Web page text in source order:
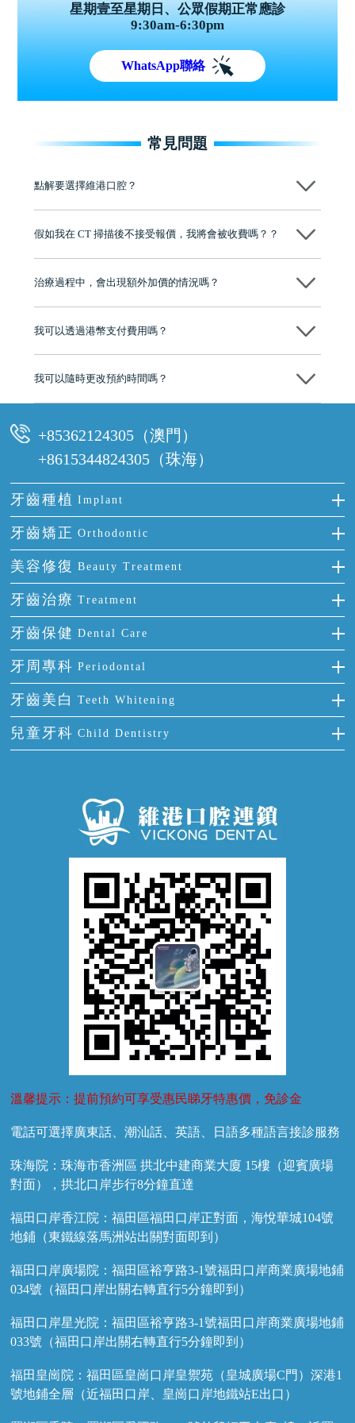
星期壹至星期日、公眾假期正常應診
9:30am-6:30pm
WhatsApp聯絡
常見問題
點解要選擇維港口腔？
牌」、「2025香港企業領袖品牌」，是諾貝爾種植系統全球放心植牙中
至今已服務超過三十個國家和地區的顧客，受到粵港澳大灣區及周邊城
有咨詢及服務保障中心，有任何問題都可以隨時預約免費咨詢，讓人十
假如我在 CT 掃描後不接受報價，我將會被收費嗎？？
治療過程中，會出現額外加價的情況嗎？
我可以透過港幣支付費用嗎？
可以。維港口腔會按照當日匯率轉算收取費用，而匯率會及時告知客人
我可以隨時更改預約時間嗎？
+85362124305（澳門）
+8615344824305（珠海）
牙齒種植 Implant
種牙
單顆牙缺失
門牙缺失
多顆牙缺失
半口缺失
全口缺失
牙齒矯正 Orthodontic
隱形箍牙
前牙反頜
牙齒擁擠
牙齒前突
牙齒稀疏
美容修復 Beauty Treatment
全瓷牙
烤瓷牙
氟斑牙
四環素牙
活動假牙
牙貼面
牙齒治療 Treatment
補牙
智齒
根管治療
拔牙
牙痛
牙齒保健 Dental Care
正確刷牙
全國愛牙日
預防牙病
牙科通識
牙周專科 Periodontal
牙周炎
牙齦出血
牙齦炎
牙齦萎縮
牙齒美白 Teeth Whitening
冷光美白
兒童牙科 Child Dentistry
溫馨提示：提前預約可享受惠民睇牙特惠價，免診金
電話可選擇廣東話、潮汕話、英語、日語多種語言接診服務
珠海院：珠海市香洲區 拱北中建商業大廈 15樓（迎賓廣場
對面），拱北口岸步行8分鐘直達
福田口岸香江院：福田區福田口岸正對面，海悅華城104號
地鋪（東鐵線落馬洲站出關對面即到）
福田口岸廣場院：福田區裕亨路3-1號福田口岸商業廣場地鋪
034號（福田口岸出關右轉直行5分鐘即到）
福田口岸星光院：福田區裕亨路3-1號福田口岸商業廣場地鋪
033號（福田口岸出關右轉直行5分鐘即到）
福田皇崗院：福田區皇崗口岸皇禦苑（皇城廣場C門）深港1
號地鋪全層（近福田口岸、皇崗口岸地鐵站E出口）